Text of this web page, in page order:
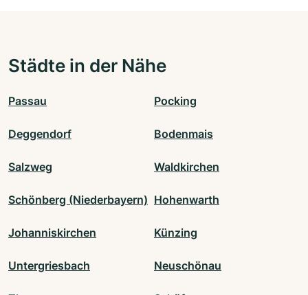
Städte in der Nähe
Passau Pocking
Deggendorf Bodenmais
Salzweg Waldkirchen
Schönberg (Niederbayern) Hohenwarth
Johanniskirchen Künzing
Untergriesbach Neuschönau